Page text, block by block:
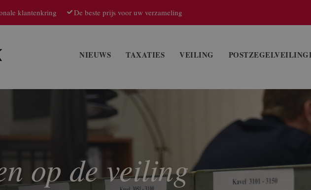
klantenkring De beste prijs voor uw verzameling
NIEUWS TAXATIES VEILING
op de veiling